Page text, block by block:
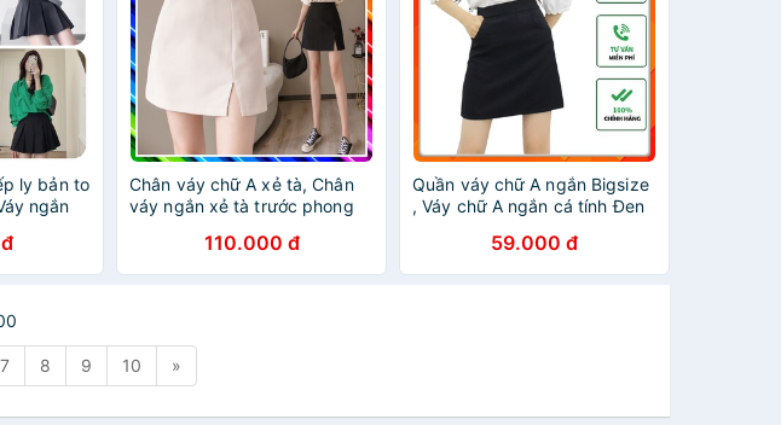
ly bản to
ngắn
Chân váy chữ A xẻ tà, Chân
váy ngắn xẻ tà trước phong
110.000 đ
Quần váy chữ A ngắn Bigsize
, Váy chữ A ngắn cá tính Đen
59.000 đ
7 8 9 10 »